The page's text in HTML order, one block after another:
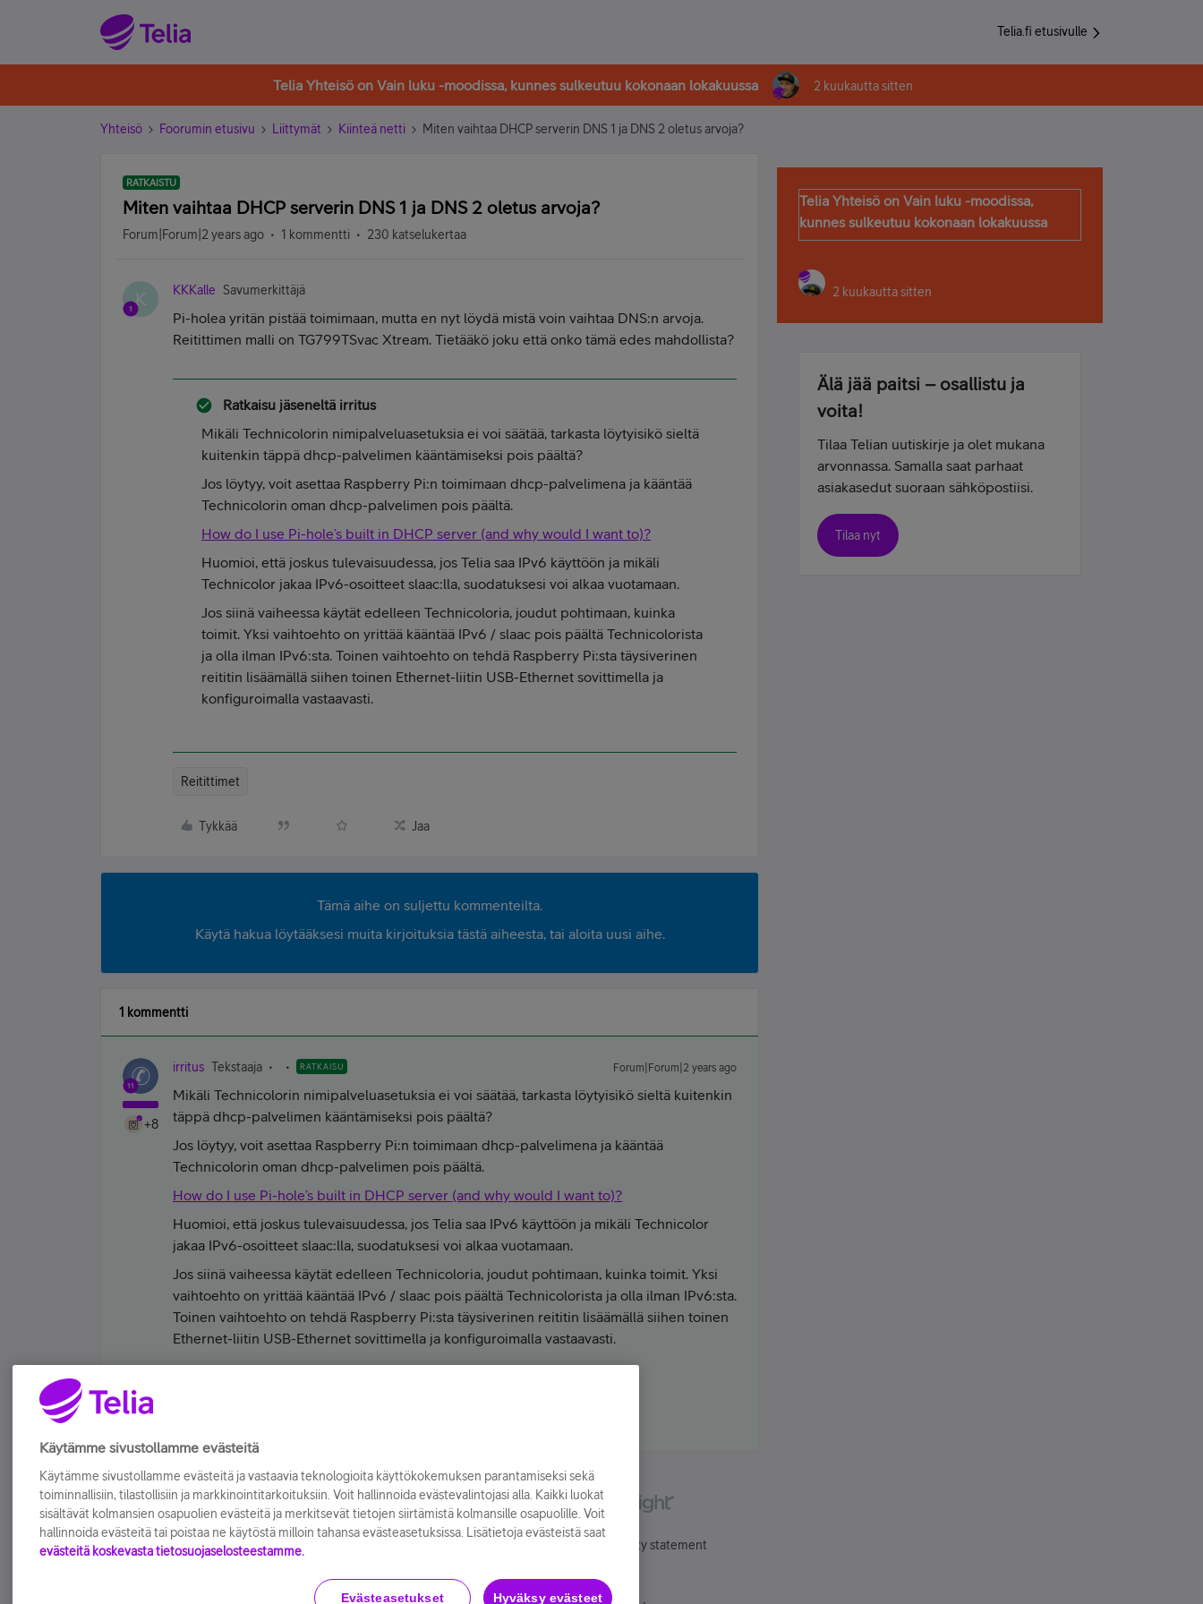
Telia.fi etusivulle
Telia Yhteisö on Vain luku -moodissa, kunnes sulkeutuu kokonaan lokakuussa 2 kuukautta sitten
Yhteisö Foorumin etusivu Liittymät Kiinteä netti Miten vaihtaa DHCP serverin DNS 1 ja DNS 2 oletus arvoja?
RATKAISTU
Miten vaihtaa DHCP serverin DNS 1 ja DNS 2 oletus arvoja?
Forum|Forum|2 years ago 1 kommentti 230 katselukertaa
K KKKalle Savumerkittäjä
Pi-holea yritän pistää toimimaan, mutta en nyt löydä mistä voin vaihtaa DNS:n arvoja.
Reitittimen malli on TG799TSvac Xtream. Tietääkö joku että onko tämä edes mahdollista?
Ratkaisu jäseneltä irritus
Mikäli Technicolorin nimipalveluasetuksia ei voi säätää, tarkasta löytyisikö sieltä
kuitenkin täppä dhcp-palvelimen kääntämiseksi pois päältä?
Jos löytyy, voit asettaa Raspberry Pi:n toimimaan dhcp-palvelimena ja kääntää
Technicolorin oman dhcp-palvelimen pois päältä.
How do I use Pi-hole’s built in DHCP server (and why would I want to)?
Huomioi, että joskus tulevaisuudessa, jos Telia saa IPv6 käyttöön ja mikäli
Technicolor jakaa IPv6-osoitteet slaac:lla, suodatuksesi voi alkaa vuotamaan.
Jos siinä vaiheessa käytät edelleen Technicoloria, joudut pohtimaan, kuinka
toimit. Yksi vaihtoehto on yrittää kääntää IPv6 / slaac pois päältä Technicolorista
ja olla ilman IPv6:sta. Toinen vaihtoehto on tehdä Raspberry Pi:sta täysiverinen
reititin lisäämällä siihen toinen Ethernet-liitin USB-Ethernet sovittimella ja
konfiguroimalla vastaavasti.
Reitittimet
Tykkää Jaa
Tämä aihe on suljettu kommenteilta.
Käytä hakua löytääksesi muita kirjoituksia tästä aiheesta, tai aloita uusi aihe.
1 kommentti
+8
irritus Tekstaaja RATKAISU Forum|Forum|2 years ago
Mikäli Technicolorin nimipalveluasetuksia ei voi säätää, tarkasta löytyisikö sieltä kuitenkin
täppä dhcp-palvelimen kääntämiseksi pois päältä?
Jos löytyy, voit asettaa Raspberry Pi:n toimimaan dhcp-palvelimena ja kääntää
Technicolorin oman dhcp-palvelimen pois päältä.
How do I use Pi-hole’s built in DHCP server (and why would I want to)?
Huomioi, että joskus tulevaisuudessa, jos Telia saa IPv6 käyttöön ja mikäli Technicolor
jakaa IPv6-osoitteet slaac:lla, suodatuksesi voi alkaa vuotamaan.
Jos siinä vaiheessa käytät edelleen Technicoloria, joudut pohtimaan, kuinka toimit. Yksi
vaihtoehto on yrittää kääntää IPv6 / slaac pois päältä Technicolorista ja olla ilman IPv6:sta.
Toinen vaihtoehto on tehdä Raspberry Pi:sta täysiverinen reititin lisäämällä siihen toinen
Ethernet-liitin USB-Ethernet sovittimella ja konfiguroimalla vastaavasti.
Telia Yhteisö on Vain luku -moodissa,
kunnes sulkeutuu kokonaan lokakuussa
2 kuukautta sitten
Älä jää paitsi – osallistu ja
voita!
Tilaa Telian uutiskirje ja olet mukana
arvonnassa. Samalla saat parhaat
asiakasedut suoraan sähköpostiisi.
Tilaa nyt
Accessibility statement
Käytämme sivustollamme evästeitä
Käytämme sivustollamme evästeitä ja vastaavia teknologioita käyttökokemuksen parantamiseksi sekä
toiminnallisiin, tilastollisiin ja markkinointitarkoituksiin. Voit hallinnoida evästevalintojasi alla. Kaikki luokat
sisältävät kolmansien osapuolien evästeitä ja merkitsevät tietojen siirtämistä kolmansille osapuolille. Voit
hallinnoida evästeitä tai poistaa ne käytöstä milloin tahansa evästeasetuksissa. Lisätietoja evästeistä saat
evästeitä koskevasta tietosuojaselosteestamme.
Evästeasetukset Hyväksy evästeet